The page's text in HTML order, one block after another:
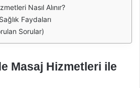
Nasıl Alınır?
Faydaları
Sorular)
Masaj Hizmetleri ile